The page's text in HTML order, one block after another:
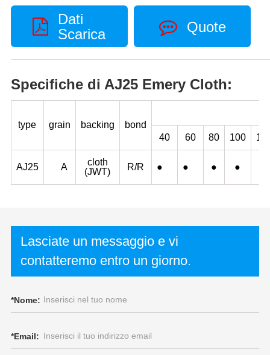
Dati
Scarica
Quote
Specifiche di AJ25 Emery Cloth:
type grain backing
bond
40
60 80 100
AJ25 A
cloth
(JWT)
R/R ● ● ● ●
Lasciate un messaggio e vi
contatteremo entro un giorno.
*Nome:
*Email: